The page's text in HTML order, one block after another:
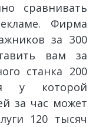
сравнивать
Фирма
за 300
вам за
станка 200
у которой
за час может
120 тысяч